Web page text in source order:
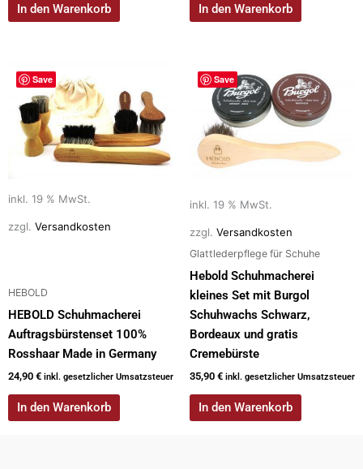
In den Warenkorb In den Warenkorb
Save
inkl. 19 % MwSt.
zzgl. Versandkosten
HEBOLD
HEBOLD Schuhmacherei
Auftragsbürstenset 100%
Rosshaar Made in Germany
24,90 € inkl. gesetzlicher Umsatzsteuer
In den Warenkorb
Save
inkl. 19 % MwSt.
zzgl. Versandkosten
Glattlederpflege für Schuhe
Hebold Schuhmacherei
kleines Set mit Burgol
Schuhwachs Schwarz,
Bordeaux und gratis
Cremebürste
35,90 € inkl. gesetzlicher Umsatzsteuer
In den Warenkorb